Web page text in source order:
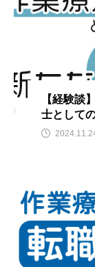
【経験談
士として